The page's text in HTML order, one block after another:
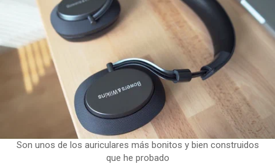
Son unos de los auriculares más bonitos y bien construidos
que he probado